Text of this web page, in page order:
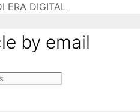
ERA DIGITAL
by email